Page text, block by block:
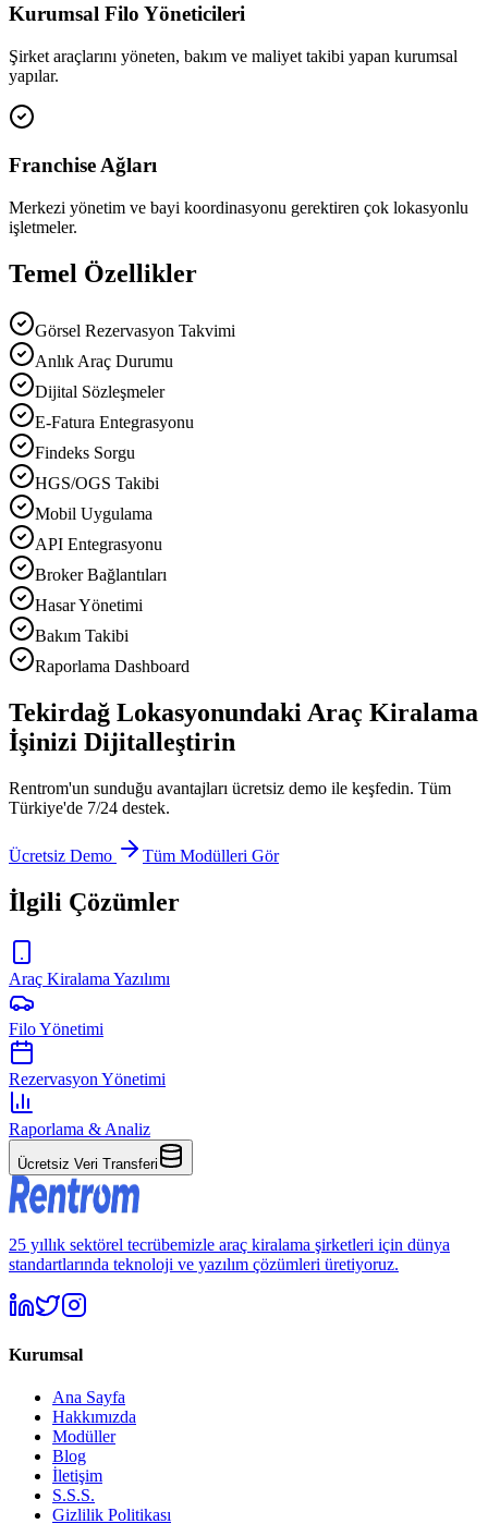
Kurumsal Filo Yöneticileri
Şirket araçlarını yöneten, bakım ve maliyet takibi yapan kurumsal
yapılar.
Franchise Ağları
Merkezi yönetim ve bayi koordinasyonu gerektiren çok lokasyonlu
işletmeler.
Temel Özellikler
Görsel Rezervasyon Takvimi
Anlık Araç Durumu
Dijital Sözleşmeler
E-Fatura Entegrasyonu
Findeks Sorgu
HGS/OGS Takibi
Mobil Uygulama
API Entegrasyonu
Broker Bağlantıları
Hasar Yönetimi
Bakım Takibi
Raporlama Dashboard
Tekirdağ Lokasyonundaki Araç Kiralama
İşinizi Dijitalleştirin
Rentrom'un sunduğu avantajları ücretsiz demo ile keşfedin. Tüm
Türkiye'de 7/24 destek.
Ücretsiz Demo Tüm Modülleri Gör
İlgili Çözümler
Araç Kiralama Yazılımı
Filo Yönetimi
Rezervasyon Yönetimi
Raporlama & Analiz
Ücretsiz Veri Transferi
25 yıllık sektörel tecrübemizle araç kiralama şirketleri için dünya
standartlarında teknoloji ve yazılım çözümleri üretiyoruz.
Kurumsal
Ana Sayfa
Hakkımızda
Modüller
Blog
İletişim
S.S.S.
Gizlilik Politikası